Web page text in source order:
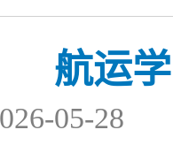
航运
05-